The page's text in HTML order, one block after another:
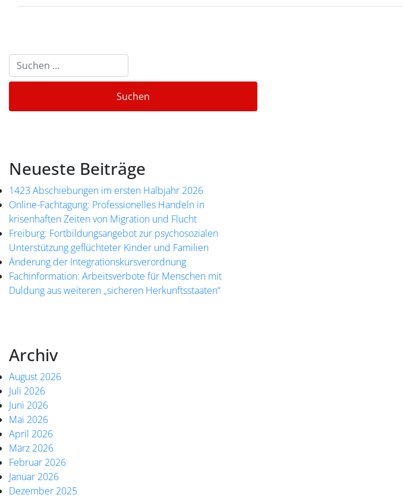
Neueste Beiträge
1423 Abschiebungen im ersten Halbjahr 2026
Online-Fachtagung: Professionelles Handeln in
krisenhaften Zeiten von Migration und Flucht
Freiburg: Fortbildungsangebot zur psychosozialen
Unterstützung geflüchteter Kinder und Familien
Änderung der Integrationskursverordnung
Fachinformation: Arbeitsverbote für Menschen mit
Duldung aus weiteren „sicheren Herkunftsstaaten“
Archiv
August 2026
Juli 2026
Juni 2026
Mai 2026
April 2026
März 2026
Februar 2026
Januar 2026
Dezember 2025